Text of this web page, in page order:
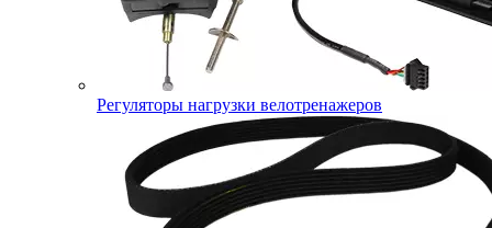
Регуляторы нагрузки велотренажеров